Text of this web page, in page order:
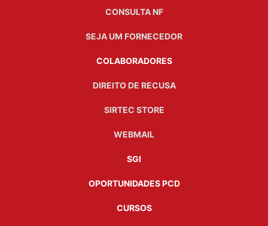
CONSULTA NF
SEJA UM FORNECEDOR
COLABORADORES
DIREITO DE RECUSA
SIRTEC STORE
WEBMAIL
SGI
OPORTUNIDADES PCD
CURSOS